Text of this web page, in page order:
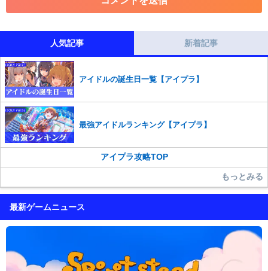
だけますでしょうか。
コメントの削除を申請する※投稿内容を確認後、順次対応さ
せていただきます。ご了承ください。
※一度削除したコメントは復元ができませんのでご注意くだ
さい。
また、過度な利用規約の違反や、弊社に損害の及ぶ内容の書き込みがあ
った場合は、法的措置をとらせていただく場合もございますので、あら
かじめご理解くださいませ。
人気記事 新着記事
アイドルの誕生日一覧【アイプラ】
最強アイドルランキング【アイプラ】
アイプラ攻略TOP
もっとみる
最新ゲームニュース